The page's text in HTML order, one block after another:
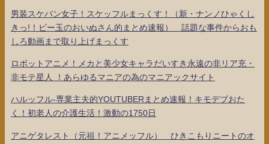
男装スケバン女子！スケッフルまっくす！（新・ナンノひゃくし
きっ!！ビー玉のおいぬさん的まとめ速報） 話題な事件からおも
しろ動画まで取り上げまっくす
ロボットアニメ！メカと美少女キャラだいすき永遠の非リア充・
非モテ星人 ！あらゆるマニアの為のマニアックサイト
ハルッフル-専業主夫的YOUTUBERまとめ速報！キモデブおた
く！初老人の介護生活！激動の1750日
アニゲタレスト（元祖！アニメッフル） ひきこもりニートのオ